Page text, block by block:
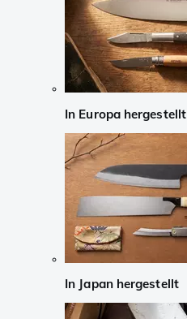
In Europa hergestellt
In Japan hergestellt